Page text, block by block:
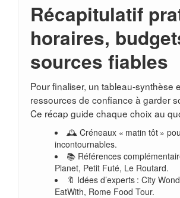
Récapitulatif
horaires,
sources fiables
Pour finaliser, un tableau-synthèse
ressources de confiance à garder
Ce récap guide chaque choix au
🕰️ Créneaux « matin tôt »
incontournables.
📚 Références
Planet, Petit Futé, Le Routard.
🔖 Idées d’experts : City
EatWith, Rome Food Tour.